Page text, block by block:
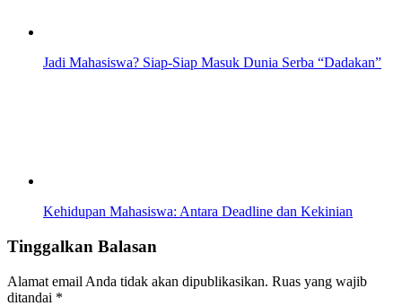
Jadi Mahasiswa? Siap-Siap Masuk Dunia Serba “Dadakan”
Kehidupan Mahasiswa: Antara Deadline dan Kekinian
Tinggalkan Balasan
Alamat email Anda tidak akan dipublikasikan. Ruas yang wajib
ditandai *